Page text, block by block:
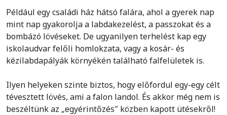
Például egy családi ház hátsó falára, ahol a gyerek nap
mint nap gyakorolja a labdakezelést, a passzokat és a
bombázó lövéseket. De ugyanilyen terhelést kap egy
iskolaudvar felőli homlokzata, vagy a kosár- és
kézilabdapályák környékén található falfelületek is.
Ilyen helyeken szinte biztos, hogy előfordul egy-egy célt
tévesztett lövés, ami a falon landol. És akkor még nem is
beszéltünk az „egyérintőzés″ közben kapott ütésekről!